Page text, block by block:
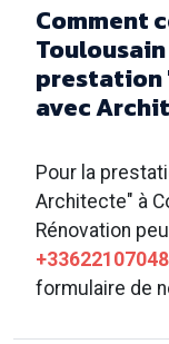
Comment
prestation
avec
Pour la
Architecte" à
Rénovation
+33622107048
formulaire de